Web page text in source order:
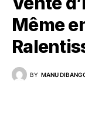
Même
BY MANU